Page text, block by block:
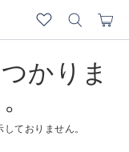
かりま
ておりません。